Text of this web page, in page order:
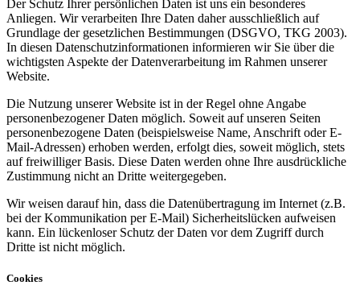
Der Schutz Ihrer persönlichen Daten ist uns ein besonderes
Anliegen. Wir verarbeiten Ihre Daten daher ausschließlich auf
Grundlage der gesetzlichen Bestimmungen (DSGVO, TKG 2003).
In diesen Datenschutzinformationen informieren wir Sie über die
wichtigsten Aspekte der Datenverarbeitung im Rahmen unserer
Website.
Die Nutzung unserer Website ist in der Regel ohne Angabe
personenbezogener Daten möglich. Soweit auf unseren Seiten
personenbezogene Daten (beispielsweise Name, Anschrift oder E-
Mail-Adressen) erhoben werden, erfolgt dies, soweit möglich, stets
auf freiwilliger Basis. Diese Daten werden ohne Ihre ausdrückliche
Zustimmung nicht an Dritte weitergegeben.
Wir weisen darauf hin, dass die Datenübertragung im Internet (z.B.
bei der Kommunikation per E-Mail) Sicherheitslücken aufweisen
kann. Ein lückenloser Schutz der Daten vor dem Zugriff durch
Dritte ist nicht möglich.
Cookies